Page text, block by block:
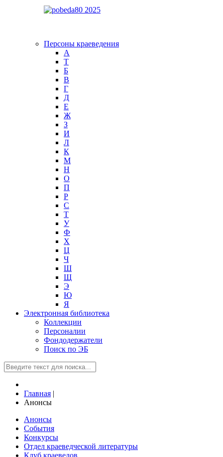
Персоны краеведения
А
T
Б
В
Г
Д
Е
Ж
З
И
Л
К
М
Н
О
П
Р
С
Т
У
Ф
Х
Ц
Ч
Ш
Щ
Э
Ю
Я
Электронная библиотека
Коллекции
Персоналии
Фондодержатели
Поиск по ЭБ
Главная |
Анонсы
Анонсы
События
Конкурсы
Отдел краеведческой литературы
Клуб краеведов